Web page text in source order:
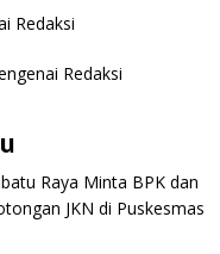
Redaksi
Redaksi
Raya Minta BPK dan
JKN di Puskesmas